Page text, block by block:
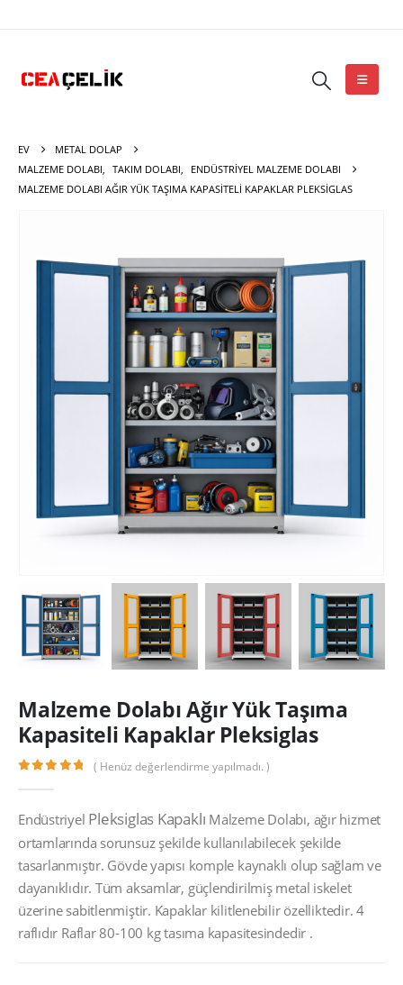
EV
METAL DOLAP
MALZEME DOLABI, TAKIM DOLABI,
ENDÜSTRIYEL MALZEME DOLABI
MALZEME DOLABI AĞIR YÜK TAŞIMA KAPASITELI KAPAKLAR PLEKSIGLAS
Malzeme Dolabı Ağır Yük Taşıma
Kapasiteli Kapaklar Pleksiglas
( Henüz değerlendirme yapılmadı. )
Endüstriyel Pleksiglas Kapaklı Malzeme Dolabı, ağır hizmet
ortamlarında sorunsuz şekilde kullanılabilecek şekilde
tasarlanmıştır. Gövde yapısı komple kaynaklı olup sağlam ve
dayanıklıdır. Tüm aksamlar, güçlendirilmiş metal iskelet
üzerine sabitlenmiştir. Kapaklar kilitlenebilir özelliktedir. 4
raflıdır Raflar 80-100 kg tasıma kapasitesindedir .